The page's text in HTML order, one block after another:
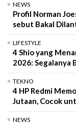
NEWS
Profil Norman
sebut Bakal
LIFESTYLE
4 Shio yang
2026: Segalanya
TEKNO
4 HP Redmi
Jutaan, Cocok
NEWS